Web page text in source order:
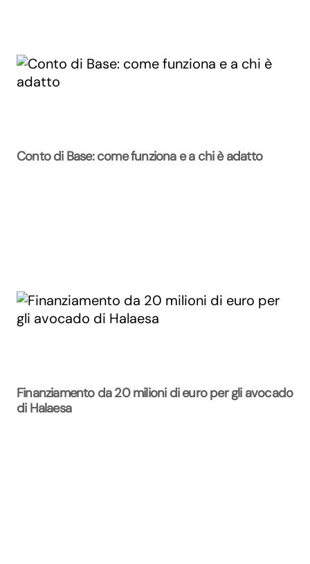
Conto di Base: come funziona e a chi è adatto
Finanziamento da 20 milioni di euro per gli avocado
di Halaesa